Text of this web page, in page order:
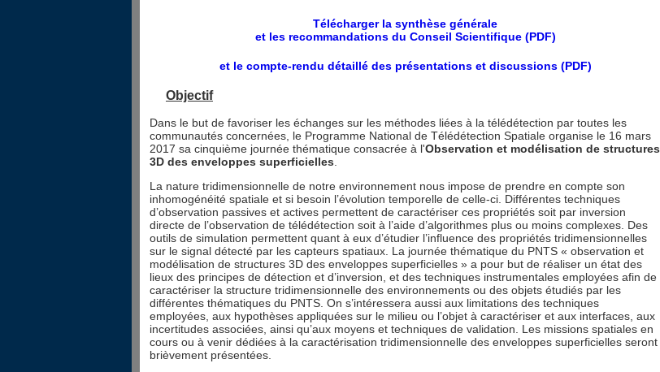
Télécharger la synthèse générale
et les recommandations du Conseil Scientifique (PDF)
et le compte-rendu détaillé des présentations et discussions (PDF)
Objectif
Dans le but de favoriser les échanges sur les méthodes liées à la télédétection par toutes les
communautés concernées, le Programme National de Télédétection Spatiale organise le 16 mars
2017 sa cinquième journée thématique consacrée à l'Observation et modélisation de structures
3D des enveloppes superficielles
La nature tridimensionnelle de notre environnement nous impose de prendre en compte son
inhomogénéité spatiale et si besoin l’évolution temporelle de celle-ci. Différentes techniques
d’observation passives et actives permettent de caractériser ces propriétés soit par inversion
directe de l’observation de télédétection soit à l’aide d’algorithmes plus ou moins complexes. Des
outils de simulation permettent quant à eux d’étudier l’influence des propriétés tridimensionnelles
sur le signal détecté par les capteurs spatiaux. La journée thématique du PNTS « observation et
modélisation de structures 3D des enveloppes superficielles » a pour but de réaliser un état des
lieux des principes de détection et d’inversion, et des techniques instrumentales employées afin de
caractériser la structure tridimensionnelle des environnements ou des objets étudiés par les
différentes thématiques du PNTS. On s’intéressera aussi aux limitations des techniques
employées, aux hypothèses appliquées sur le milieu ou l’objet à caractériser et aux interfaces, aux
incertitudes associées, ainsi qu’aux moyens et techniques de validation. Les missions spatiales en
cours ou à venir dédiées à la caractérisation tridimensionnelle des enveloppes superficielles seront
brièvement présentées.